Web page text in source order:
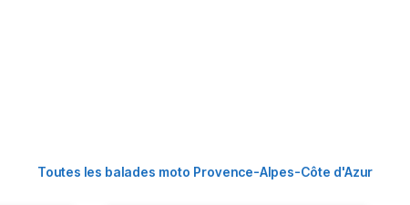
Toutes les balades moto Provence-Alpes-Côte d'Azur